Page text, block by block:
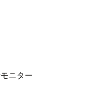
ニター